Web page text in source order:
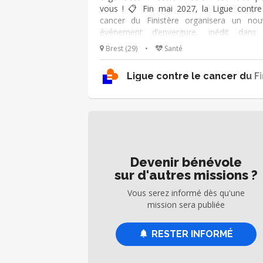
vous ! 📋 Fin mai 2027, la Ligue
cancer du Finistère organisera un
événement d’envergure, inédit
département. Pour préparer ce temps
nous recherchons une personne prête
rejoindre l’aventure côté logistique.
mission : appuyer la personne
d’imprévu.
Brest (29) • Santé
Ligue contre le cancer du
Devenir bénévole
sur d'autres missions ?
Vous serez informé dès qu'une
mission sera publiée
RESTER INFORMÉ